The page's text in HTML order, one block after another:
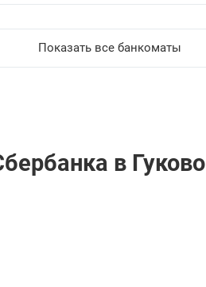
Показать все банкоматы
в Гуково